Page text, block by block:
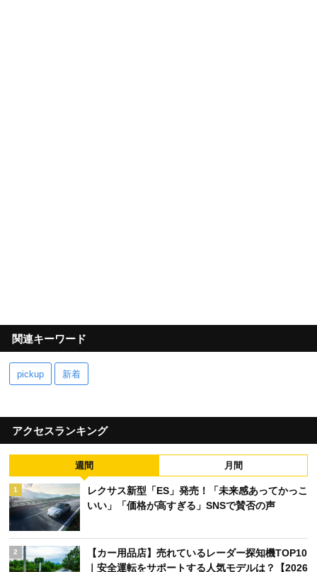
関連キーワード
pickup 新着
アクセスランキング
週間 月間
1
レクサス新型「ES」発売！「未来感あってかっこ
いい」「価格が高すぎる」SNSで賛否の声
2
【カー用品店】売れているレーダー探知機TOP10
｜安全運転をサポートする人気モデルは？【2026